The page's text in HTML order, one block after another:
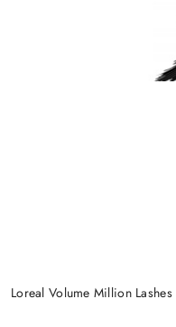
Loreal Volume Million